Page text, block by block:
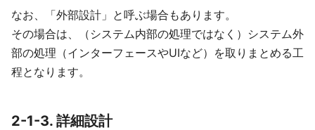
なお、「外部設計」と呼ぶ場合もあります。
その場合は、（システム内部の処理ではなく）システム外
部の処理（インターフェースやUIなど）を取りまとめる工
程となります。
2-1-3. 詳細設計